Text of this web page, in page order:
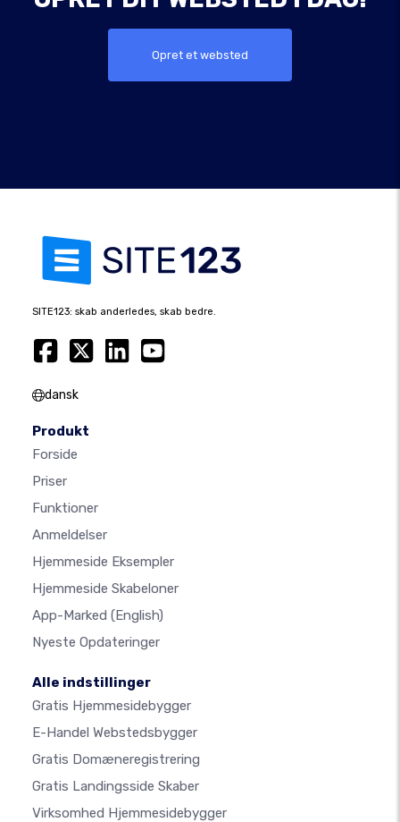
Opret et websted
SITE123: skab anderledes, skab bedre.
dansk
Produkt
Forside
Priser
Funktioner
Anmeldelser
Hjemmeside Eksempler
Hjemmeside Skabeloner
App-Marked (English)
Nyeste Opdateringer
Alle indstillinger
Gratis Hjemmesidebygger
E-Handel Webstedsbygger
Gratis Domæneregistrering
Gratis Landingsside Skaber
Virksomhed Hjemmesidebygger